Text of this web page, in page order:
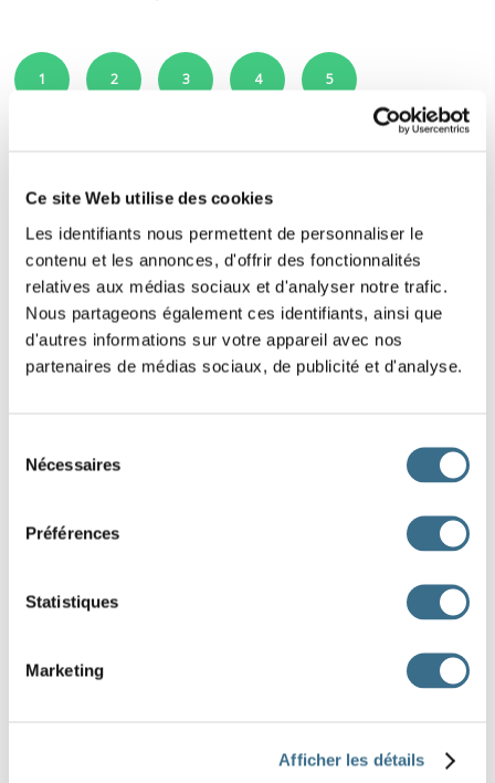
Ce site Web utilise des cookies
Les identifiants nous permettent de personnaliser le
contenu et les annonces, d'offrir des fonctionnalités
relatives aux médias sociaux et d'analyser notre trafic.
Nous partageons également ces identifiants, ainsi que
d'autres informations sur votre appareil avec nos
partenaires de médias sociaux, de publicité et d'analyse.
Nécessaires
Préférences
Statistiques
Marketing
Afficher les détails
1 2 3 4 5